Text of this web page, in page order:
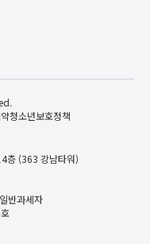
청소년보호정책
층 (363 강남타워)
반과세자